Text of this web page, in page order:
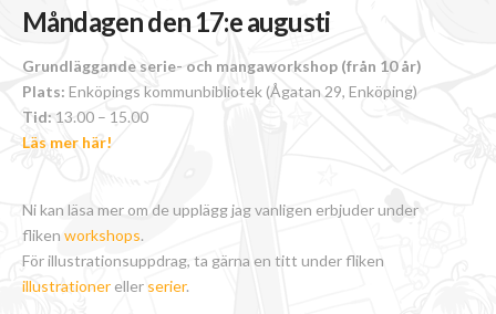
Måndagen den 17:e augusti
Grundläggande serie- och mangaworkshop (från 10 år)
Plats: Enköpings kommunbibliotek (Ågatan 29, Enköping)
Tid: 13.00 – 15.00
Läs mer här!
Ni kan läsa mer om de upplägg jag vanligen erbjuder under
fliken workshops.
För illustrationsuppdrag, ta gärna en titt under fliken
illustrationer eller serier.